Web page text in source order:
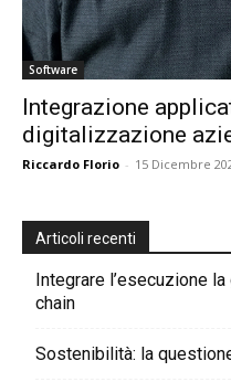
Software
Integrazione
digitalizzazione
Riccardo Florio - 15 Dicembre
Articoli recenti
Integrare l’esecuzione
chain
Sostenibilità: la